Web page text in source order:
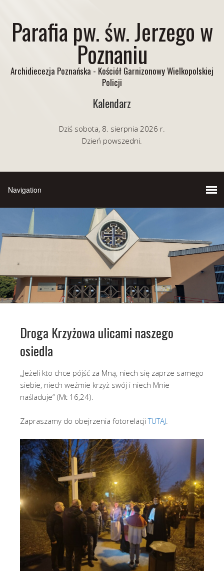
Parafia pw. św. Jerzego w
Poznaniu
Archidiecezja Poznańska - Kościół Garnizonowy Wielkopolskiej
Policji
Kalendarz
Dziś sobota, 8. sierpnia 2026 r.
Dzień powszedni.
Droga Krzyżowa ulicami naszego
osiedla
„Jeżeli kto chce pójść za Mną, niech się zaprze samego
siebie, niech weźmie krzyż swój i niech Mnie
naśladuje” (Mt 16,24).
Zapraszamy do obejrzenia fotorelacjiTUTAJ.